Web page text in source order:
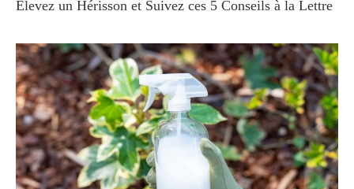
Elevez un Hérisson et Suivez ces 5 Conseils à la Lettre